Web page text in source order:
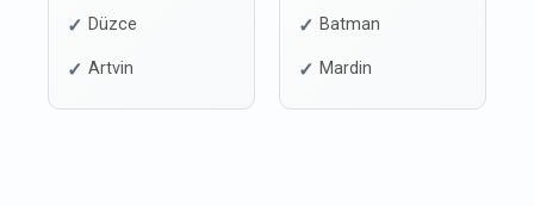
Düzce
Artvin
Batman
Mardin